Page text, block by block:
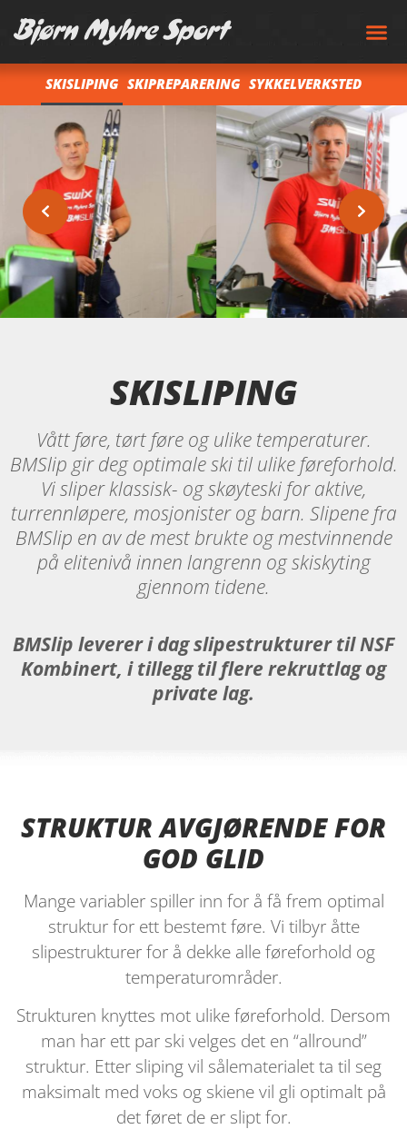
SKISLIPING SKIPREPARERING SYKKELVERKSTED
SKISLIPING
Vått føre, tørt føre og ulike temperaturer.
BMSlip gir deg optimale ski til ulike føreforhold.
Vi sliper klassisk- og skøyteski for aktive,
turrennløpere, mosjonister og barn. Slipene fra
BMSlip en av de mest brukte og mestvinnende
på elitenivå innen langrenn og skiskyting
gjennom tidene.
BMSlip leverer i dag slipestrukturer til NSF
Kombinert, i tillegg til flere rekruttlag og
private lag.
STRUKTUR AVGJØRENDE FOR
GOD GLID
Mange variabler spiller inn for å få frem optimal
struktur for ett bestemt føre. Vi tilbyr åtte
slipestrukturer for å dekke alle føreforhold og
temperaturområder.
Strukturen knyttes mot ulike føreforhold. Dersom
man har ett par ski velges det en “allround”
struktur. Etter sliping vil sålematerialet ta til seg
maksimalt med voks og skiene vil gli optimalt på
det føret de er slipt for.